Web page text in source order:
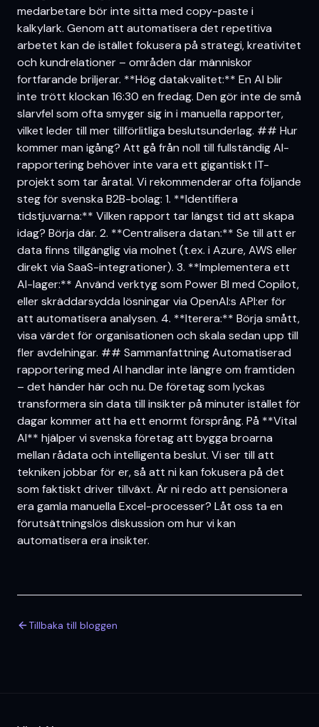
medarbetare bör inte sitta med copy-paste i
kalkylark. Genom att automatisera det repetitiva
arbetet kan de istället fokusera på strategi, kreativitet
och kundrelationer – områden där människor
fortfarande briljerar. **Hög datakvalitet:** En AI blir
inte trött klockan 16:30 en fredag. Den gör inte de små
slarvfel som ofta smyger sig in i manuella rapporter,
vilket leder till mer tillförlitliga beslutsunderlag. ## Hur
kommer man igång? Att gå från noll till fullständig AI-
rapportering behöver inte vara ett gigantiskt IT-
projekt som tar åratal. Vi rekommenderar ofta följande
steg för svenska B2B-bolag: 1. **Identifiera
tidstjuvarna:** Vilken rapport tar längst tid att skapa
idag? Börja där. 2. **Centralisera datan:** Se till att er
data finns tillgänglig via molnet (t.ex. i Azure, AWS eller
direkt via SaaS-integrationer). 3. **Implementera ett
AI-lager:** Använd verktyg som Power BI med Copilot,
eller skräddarsydda lösningar via OpenAI:s API:er för
att automatisera analysen. 4. **Iterera:** Börja smått,
visa värdet för organisationen och skala sedan upp till
fler avdelningar. ## Sammanfattning Automatiserad
rapportering med AI handlar inte längre om framtiden
– det händer här och nu. De företag som lyckas
transformera sin data till insikter på minuter istället för
dagar kommer att ha ett enormt försprång. På **Vital
AI** hjälper vi svenska företag att bygga broarna
mellan rådata och intelligenta beslut. Vi ser till att
tekniken jobbar för er, så att ni kan fokusera på det
som faktiskt driver tillväxt. Är ni redo att pensionera
era gamla manuella Excel-processer? Låt oss ta en
förutsättningslös diskussion om hur vi kan
automatisera era insikter.
Tillbaka till bloggen